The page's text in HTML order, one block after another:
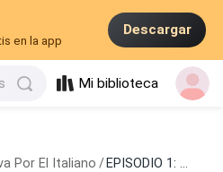
en la app
Descargar
Mi biblioteca
Por El Italiano / EPISODIO 1: NUOVO MONDO